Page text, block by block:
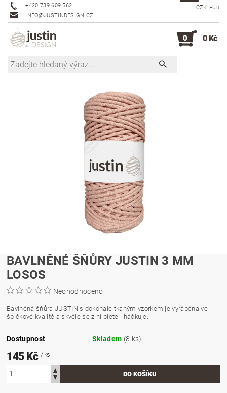
+420 739 609 562
INFO@JUSTINDESIGN.CZ
CZK EUR
0 0 Kč
BAVLNĚNÉ ŠŇŮRY JUSTIN 3 MM
LOSOS
Neohodnoceno
Bavlněná šňůra JUSTIN s dokonale tkaným vzorkem je vyráběna ve
špičkové kvalitě a skvěle se z ní plete i háčkuje.
Dostupnost Skladem (8 ks)
145 Kč / ks